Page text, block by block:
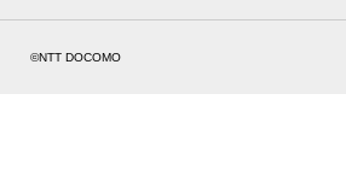
©NTT DOCOMO